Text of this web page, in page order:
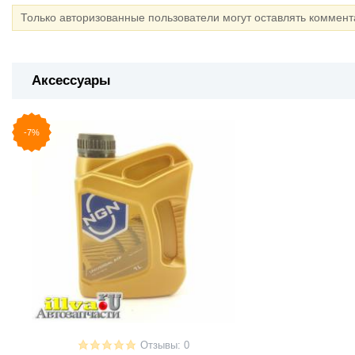
Только авторизованные пользователи могут оставлять
Аксессуары
-7%
Отзывы: 0